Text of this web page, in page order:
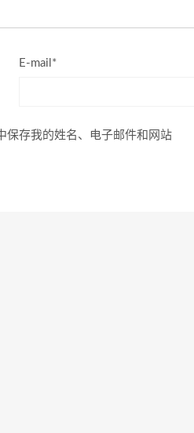
E-mail*
保存我的姓名、电子邮件和网站